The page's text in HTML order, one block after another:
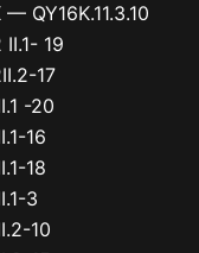
QY16K.11.3.10
19
17
-20
16
18
3
10